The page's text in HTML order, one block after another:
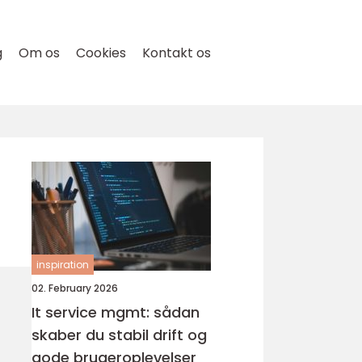
Om os Cookies Kontakt os
inspiration
02. February 2026
It service mgmt: sådan
skaber du stabil drift og
gode brugeroplevelser